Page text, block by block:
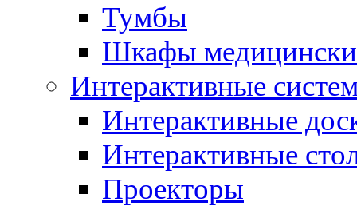
Тумбы
Шкафы
Интерактивные
Интерактивные
Интерактивные
Проекторы